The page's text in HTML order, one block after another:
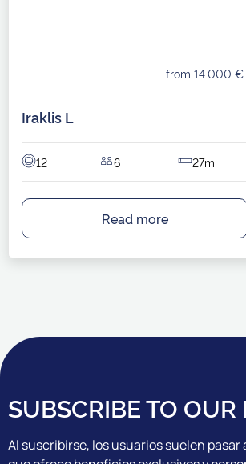
from 14.000 €
Iraklis L
12 6 27m
Read more
SUBSCRIBE TO
Al suscribirse, los usuarios suelen